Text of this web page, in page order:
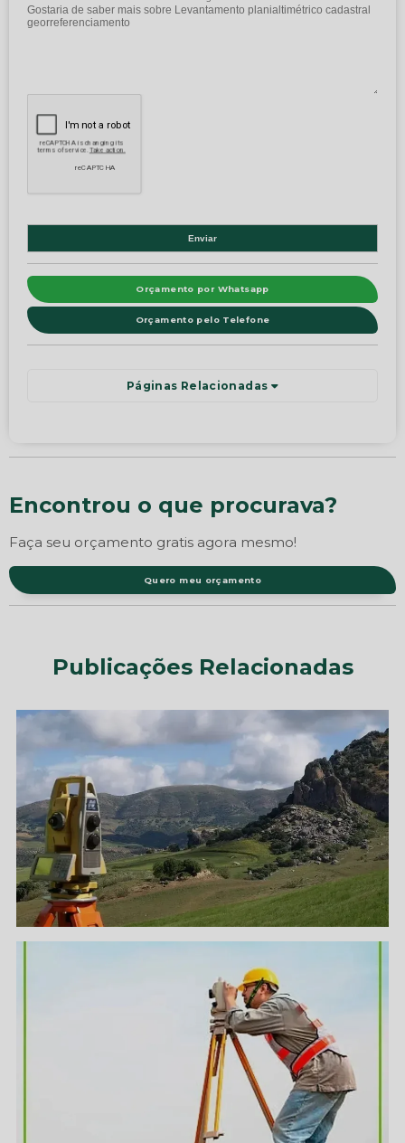
Orçamento por Whatsapp
Orçamento pelo Telefone
Páginas Relacionadas
Encontrou o que procurava?
Faça seu orçamento gratis agora mesmo!
Quero meu orçamento
Publicações Relacionadas